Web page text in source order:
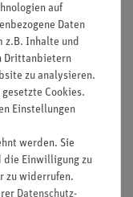
Zapfen, die jeweils
Bei einer Rot-
und Grün nicht
auf
Daten
z.B. Inhalte und
Drittanbietern
zu analysieren.
Cookies.
Einstellungen
werden. Sie
die Einwilligung zu
zu widerrufen.
Daten­schutz­